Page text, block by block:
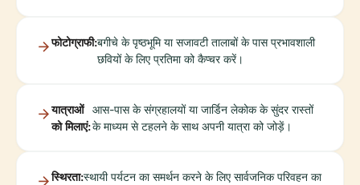
फोटोग्राफी:बगीचे के पृष्ठभूमि या सजावटी तालाबों के पास प्रभावशाली
छवियों के लिए प्रतिमा को कैप्चर करें।
यात्राओं
को मिलाएं:
आस-पास के संग्रहालयों या जार्डिन लेकोक के सुंदर रास्तों
के माध्यम से टहलने के साथ अपनी यात्रा को जोड़ें।
स्थिरता:स्थायी पर्यटन का समर्थन करने के लिए सार्वजनिक परिवहन का